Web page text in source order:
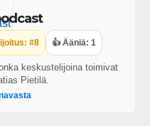
#8 👍 Ääniä: 1
keskustelijoina toimivat
Pietilä.